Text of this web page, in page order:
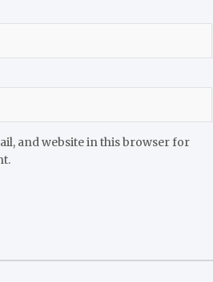
and website in this browser for